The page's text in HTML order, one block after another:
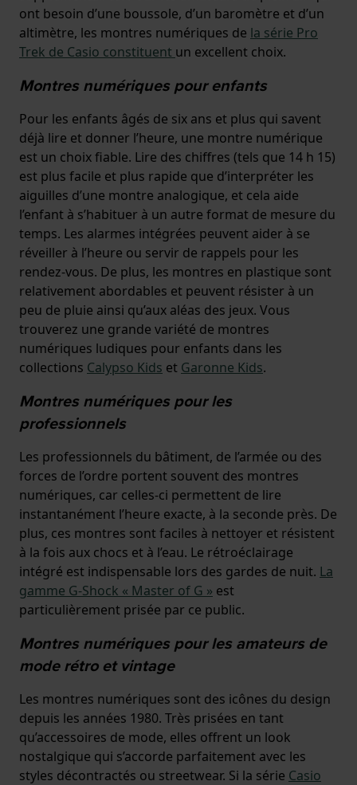
ont besoin d’une boussole, d’un baromètre et d’un
altimètre, les montres numériques de la série Pro
Trek de Casio constituent un excellent choix.
Montres numériques pour enfants
Pour les enfants âgés de six ans et plus qui savent
déjà lire et donner l’heure, une montre numérique
est un choix fiable. Lire des chiffres (tels que 14 h 15)
est plus facile et plus rapide que d’interpréter les
aiguilles d’une montre analogique, et cela aide
l’enfant à s’habituer à un autre format de mesure du
temps. Les alarmes intégrées peuvent aider à se
réveiller à l’heure ou servir de rappels pour les
rendez-vous. De plus, les montres en plastique sont
relativement abordables et peuvent résister à un
peu de pluie ainsi qu’aux aléas des jeux. Vous
trouverez une grande variété de montres
numériques ludiques pour enfants dans les
collections Calypso Kids et Garonne Kids.
Montres numériques pour les
professionnels
Les professionnels du bâtiment, de l’armée ou des
forces de l’ordre portent souvent des montres
numériques, car celles-ci permettent de lire
instantanément l’heure exacte, à la seconde près. De
plus, ces montres sont faciles à nettoyer et résistent
à la fois aux chocs et à l’eau. Le rétroéclairage
intégré est indispensable lors des gardes de nuit. La
gamme G-Shock « Master of G » est
particulièrement prisée par ce public.
Montres numériques pour les amateurs de
mode rétro et vintage
Les montres numériques sont des icônes du design
depuis les années 1980. Très prisées en tant
qu’accessoires de mode, elles offrent un look
nostalgique qui s’accorde parfaitement avec les
styles décontractés ou streetwear. Si la série Casio